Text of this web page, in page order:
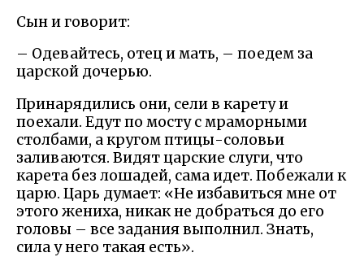
Сын и говорит:
– Одевайтесь, отец и мать, – поедем за
царской дочерью.
Принарядились они, сели в карету и
поехали. Едут по мосту с мраморными
столбами, а кругом птицы-соловьи
заливаются. Видят царские слуги, что
карета без лошадей, сама идет. Побежали к
царю. Царь думает: «Не избавиться мне от
этого жениха, никак не добраться до его
головы – все задания выполнил. Знать,
сила у него такая есть».